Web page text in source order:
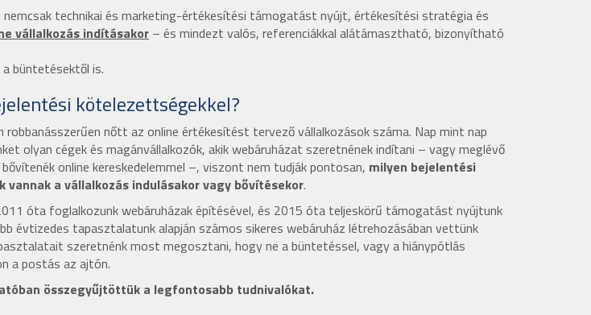
technikai és marketing-értékesítési támogatást nyújt, értékesítési stratégia és
vállalkozás indításakor – és mindezt valós, referenciákkal alátámasztható, bizonyítható
büntetésektől is.
kötelezettségekkel?
robbanásszerűen nőtt az online értékesítést tervező vállalkozások száma. Nap mint nap
olyan cégek és magánvállalkozók, akik webáruházat szeretnének indítani – vagy meglévő
online kereskedelemmel –, viszont nem tudják pontosan, milyen bejelentési
a vállalkozás indulásakor vagy bővítésekor.
óta foglalkozunk webáruházak építésével, és 2015 óta teljeskörű támogatást nyújtunk
évtizedes tapasztalatunk alapján számos sikeres webáruház létrehozásában vettünk
szeretnénk most megosztani, hogy ne a büntetéssel, vagy a hiánypótlás
a postás az ajtón.
összegyűjtöttük a legfontosabb tudnivalókat.